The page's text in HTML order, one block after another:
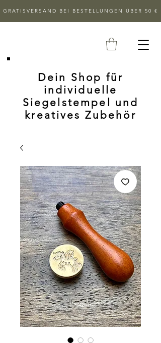
GRATISVERSAND BEI BESTELLUNGEN ÜBER 50 €
Dein Shop für
individuelle
Siegelstempel und
kreatives Zubehör